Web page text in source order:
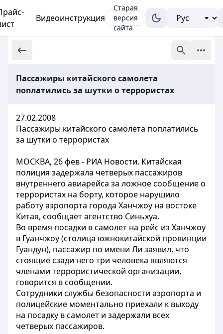
Видеоинструкция
Старая
версия
сайта
Пассажиры китайского самолета
поплатились за шутки о террористах
27.02.2008
Пассажиры китайского самолета поплатились
за шутки о террористах
МОСКВА, 26 фев - РИА Новости. Китайская
полиция задержала четверых пассажиров
внутреннего авиарейса за ложное сообщение о
террористах на борту, которое нарушило
работу аэропорта города Ханчжоу на востоке
Китая, сообщает агентство Синьхуа.
Во время посадки в самолет на рейс из Ханчжоу
в Гуанчжоу (столица южнокитайской провинции
Гуандун), пассажир по имени Ли заявил, что
стоящие сзади него три человека являются
членами террористической организации,
говорится в сообщении.
Сотрудники службы безопасности аэропорта и
полицейские моментально приехали к выходу
на посадку в самолет и задержали всех
четверых пассажиров.